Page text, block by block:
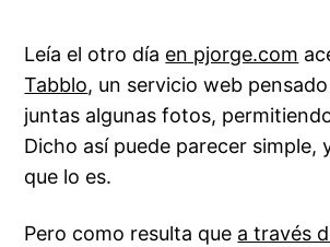
Leía el otro día en pjorge.com
Tabblo, un servicio web
juntas algunas fotos,
Dicho así puede parecer simple,
que lo es.
Pero como resulta que a través